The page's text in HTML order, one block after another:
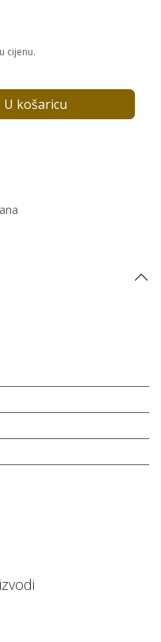
U košaricu
cijenu.